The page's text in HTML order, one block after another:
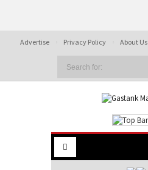
Advertise Privacy Policy About Us